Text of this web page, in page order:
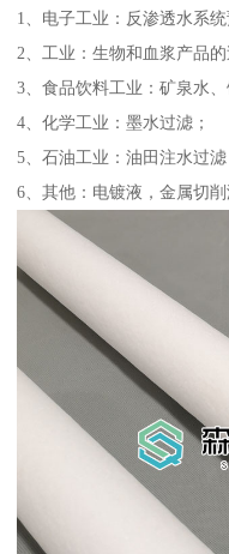
1、电子工业：反渗透水系
2、工业：生物和血浆产品
3、食品饮料工业：矿泉水
4、化学工业：墨水过滤；
5、石油工业：油田注水过滤
6、其他：电镀液，金属切